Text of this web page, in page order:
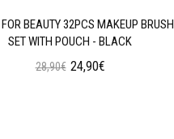
BEAUTY 32PCS MAKEUP BRUSH
SET WITH POUCH - BLACK
28,90€ 24,90€